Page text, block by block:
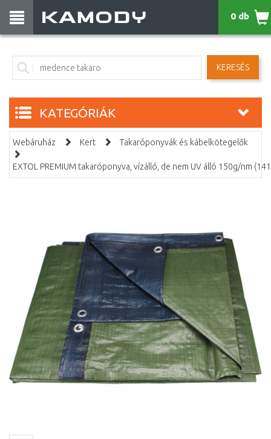
KERESÉS
0 db
KATEGÓRIÁK
Webáruház Kert Takaróponyvák és kábelkötegelők
EXTOL PREMIUM takaróponyva, vízálló, de nem UV álló 150g/nm